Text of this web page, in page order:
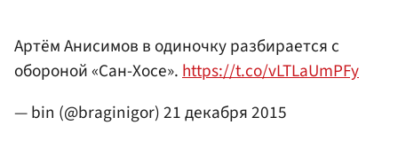
Артём Анисимов в одиночку разбирается с
обороной «Сан-Хосе».https://t.co/vLTLaUmPFy
— bin (@braginigor)21 декабря 2015